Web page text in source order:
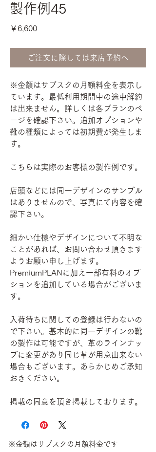
製作例45
￥6,600価
ご注文に際しては来店予約へ
※金額はサブスクの月額料金を表示し
ています。最低利用期間中の途中解約
は出来ません。詳しくは各プランのペ
ージを確認下さい。追加オプションや
靴の種類によっては初期費が発生しま
す。
こちらは実際のお客様の製作例です。
店頭などには同一デザインのサンプル
はありませんので、写真にて内容を確
認下さい。
細かい仕様やデザインについて不明な
ことがあれば、お問い合わせ頂きます
ようお願い申し上げます。
PremiumPLANに加え一部有料のオプ
ションを追加している場合がございま
す。
入荷待ちに関しての登録は行わないの
で下さい。基本的に同一デザインの靴
の製作は可能ですが、革のラインナッ
プに変更があり同じ革が用意出来ない
場合もございます。あらかじめご承知
おきください。
掲載の同意を頂き掲載しております。
※金額はサブスクの月額料金です